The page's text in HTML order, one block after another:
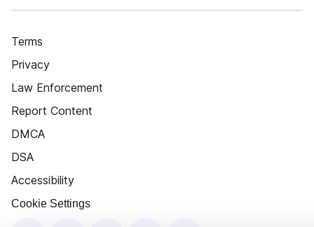
Terms
Privacy
Law Enforcement
Report Content
DMCA
DSA
Accessibility
Cookie Settings